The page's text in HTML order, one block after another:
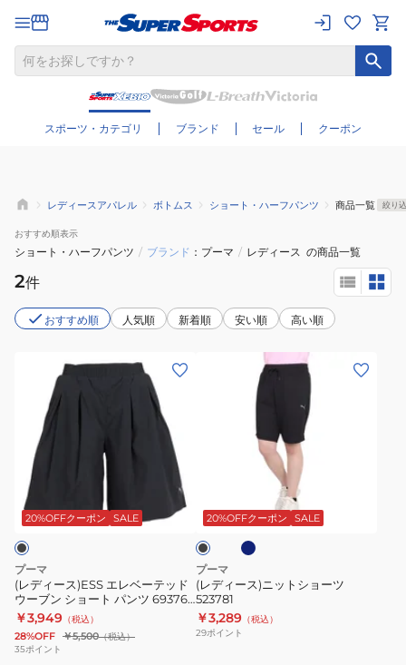
スポーツ・カテゴリ ブランド セール クーポン
さらに絞り込む
レディースアパレル ボトムス ショート・ハーフパンツ 商品一覧 絞り
おすすめ順表示
ショート・ハーフパンツ / ブランド プーマ / レディース の商品一覧
2件
おすすめ順 人気順 新着順 安い順 高い順
ス)ESS
レ
ベ
ー
テ
ッ
ド
ウ
ー
20%OFFクーポン SALE
プーマ
(レディース)ESS エレベーテッド
ウーブン ショート パンツ 693767
01 BLK
￥3,949 （税込）
28%OFF ￥5,500（税込）
35ポイント
ト
シ
ョ
ー
ツ
523781
20%OFFクーポン SALE
ラ
ッ
ネ
ビ
ー
プーマ
(レディース)ニットショーツ
523781
￥3,289 （税込）
29ポイント